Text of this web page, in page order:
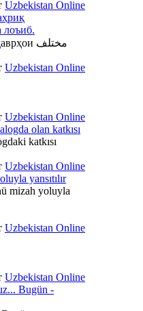
Uzbekistan Online
лоъиб.
Тигр ва лев сурхои хudojёниёти даврҳои مختلف
Uzbekistan Online
Uzbekistan Online
olan katkısı
katkısı
Uzbekistan Online
yansıtılır
mizah yoluyla
Uzbekistan Online
Uzbekistan Online
Bugün -